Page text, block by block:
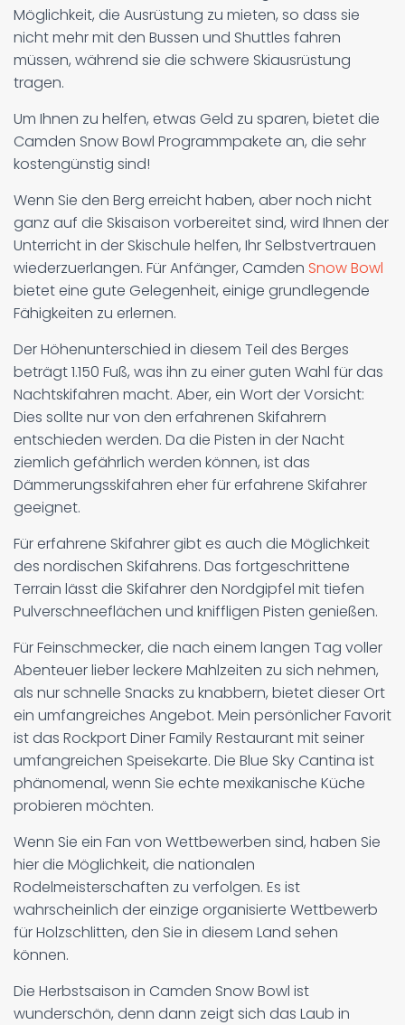
Möglichkeit, die Ausrüstung zu mieten, so dass sie
nicht mehr mit den Bussen und Shuttles fahren
müssen, während sie die schwere Skiausrüstung
tragen.
Um Ihnen zu helfen, etwas Geld zu sparen, bietet die
Camden Snow Bowl Programmpakete an, die sehr
kostengünstig sind!
Wenn Sie den Berg erreicht haben, aber noch nicht
ganz auf die Skisaison vorbereitet sind, wird Ihnen der
Unterricht in der Skischule helfen, Ihr Selbstvertrauen
wiederzuerlangen. Für Anfänger, Camden Snow Bowl
bietet eine gute Gelegenheit, einige grundlegende
Fähigkeiten zu erlernen.
Der Höhenunterschied in diesem Teil des Berges
beträgt 1.150 Fuß, was ihn zu einer guten Wahl für das
Nachtskifahren macht. Aber, ein Wort der Vorsicht:
Dies sollte nur von den erfahrenen Skifahrern
entschieden werden. Da die Pisten in der Nacht
ziemlich gefährlich werden können, ist das
Dämmerungsskifahren eher für erfahrene Skifahrer
geeignet.
Für erfahrene Skifahrer gibt es auch die Möglichkeit
des nordischen Skifahrens. Das fortgeschrittene
Terrain lässt die Skifahrer den Nordgipfel mit tiefen
Pulverschneeflächen und kniffligen Pisten genießen.
Für Feinschmecker, die nach einem langen Tag voller
Abenteuer lieber leckere Mahlzeiten zu sich nehmen,
als nur schnelle Snacks zu knabbern, bietet dieser Ort
ein umfangreiches Angebot. Mein persönlicher Favorit
ist das Rockport Diner Family Restaurant mit seiner
umfangreichen Speisekarte. Die Blue Sky Cantina ist
phänomenal, wenn Sie echte mexikanische Küche
probieren möchten.
Wenn Sie ein Fan von Wettbewerben sind, haben Sie
hier die Möglichkeit, die nationalen
Rodelmeisterschaften zu verfolgen. Es ist
wahrscheinlich der einzige organisierte Wettbewerb
für Holzschlitten, den Sie in diesem Land sehen
können.
Die Herbstsaison in Camden Snow Bowl ist
wunderschön, denn dann zeigt sich das Laub in